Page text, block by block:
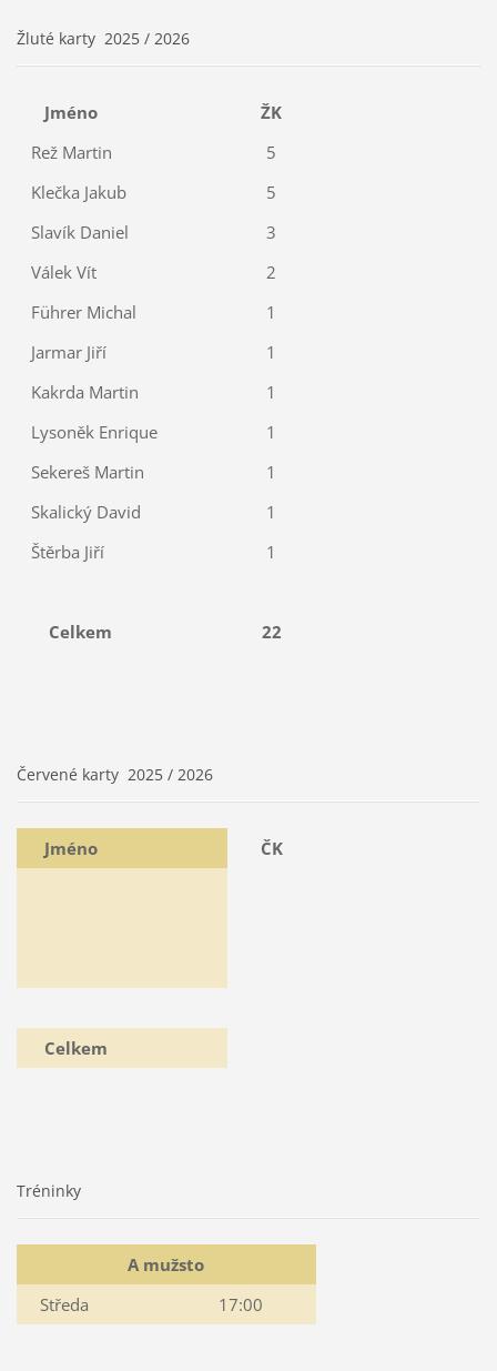
Žluté karty 2025 / 2026
Jméno
ŽK
Rež Martin
5
Klečka Jakub
5
Slavík Daniel
3
Válek Vít
2
Führer Michal
1
Jarmar Jiří
1
Kakrda Martin
1
Lysoněk Enrique
1
Sekereš Martin
1
Skalický David
1
Štěrba Jiří
1
Celkem 22
Červené karty 2025 / 2026
Jméno ČK
Celkem
Tréninky
A mužsto
Středa
17:00